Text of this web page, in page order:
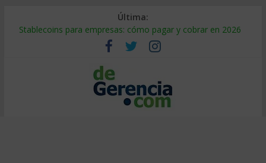
Última:
Stablecoins para empresas: cómo pagar y cobrar en 2026
Despido silencioso: qué es y por qué sale tan caro
IA en selección de personal: cómo auditarla a tiempo
Trabajo forzoso en la cadena de suministro: qué hacer
Mercado hispano de EE. UU.: cómo segmentarlo y venderle